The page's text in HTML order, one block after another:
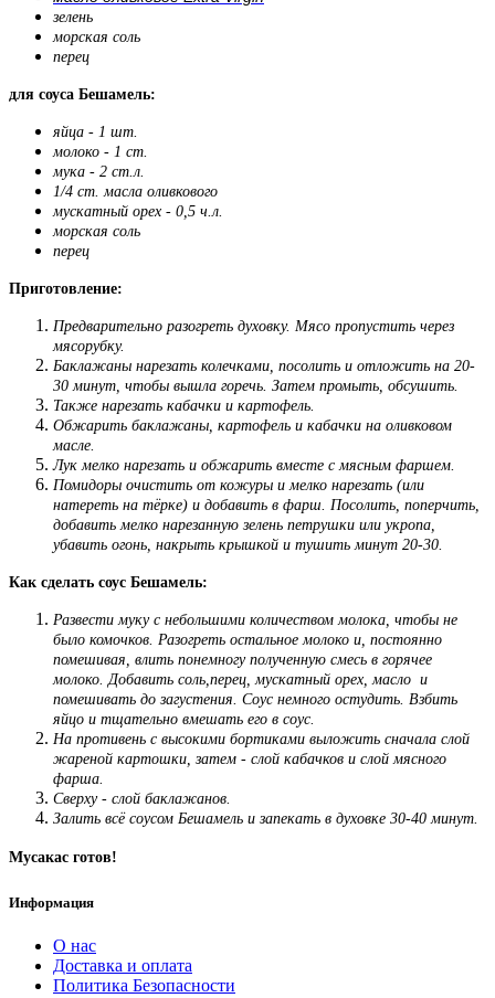
зелень
морская соль
перец
для соуса Бешамель:
яйца - 1 шт.
молоко - 1 ст.
мука - 2 ст.л.
1/4 ст. масла оливкового
мускатный орех - 0,5 ч.л.
морская соль
перец
Приготовление:
Предварительно разогреть духовку. Мясо пропустить через
мясорубку.
Баклажаны нарезать колечками, посолить и отложить на 20-
30 минут, чтобы вышла горечь. Затем промыть, обсушить.
Также нарезать кабачки и картофель.
Обжарить баклажаны, картофель и кабачки на оливковом
масле.
Лук мелко нарезать и обжарить вместе с мясным фаршем.
Помидоры очистить от кожуры и мелко нарезать (или
натереть на тёрке) и добавить в фарш. Посолить, поперчить,
добавить мелко нарезанную зелень петрушки или укропа,
убавить огонь, накрыть крышкой и тушить минут 20-30.
Как сделать соус Бешамель:
Развести муку с небольшими количеством молока, чтобы не
было комочков. Разогреть остальное молоко и, постоянно
помешивая, влить понемногу полученную смесь в горячее
молоко. Добавить соль,перец, мускатный орех, масло и
помешивать до загустения. Соус немного остудить. Взбить
яйцо и тщательно вмешать его в соус.
На противень с высокими бортиками выложить сначала слой
жареной картошки, затем - слой кабачков и слой мясного
фарша.
Сверху - слой баклажанов.
Залить всё соусом Бешамель и запекать в духовке 30-40 минут.
Мусакас готов!
Информация
О нас
Доставка и оплата
Политика Безопасности